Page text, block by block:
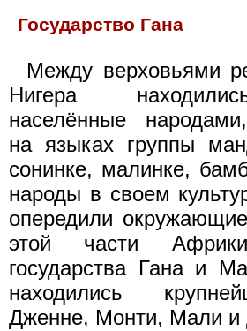
Государство Гана
Между верховьями
Нигера
населённые
на языках группы
сонинке, малинке,
народы в своем
опередили
этой части
государства Гана и
находились
Дженне, Монти, Мали и